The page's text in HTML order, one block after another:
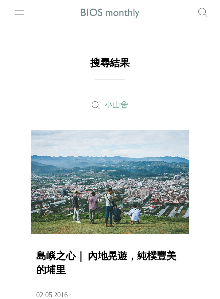
搜尋結果
小山舍
島嶼之心｜ 內地晃遊，純樸豐美
的埔里
02.05.2016